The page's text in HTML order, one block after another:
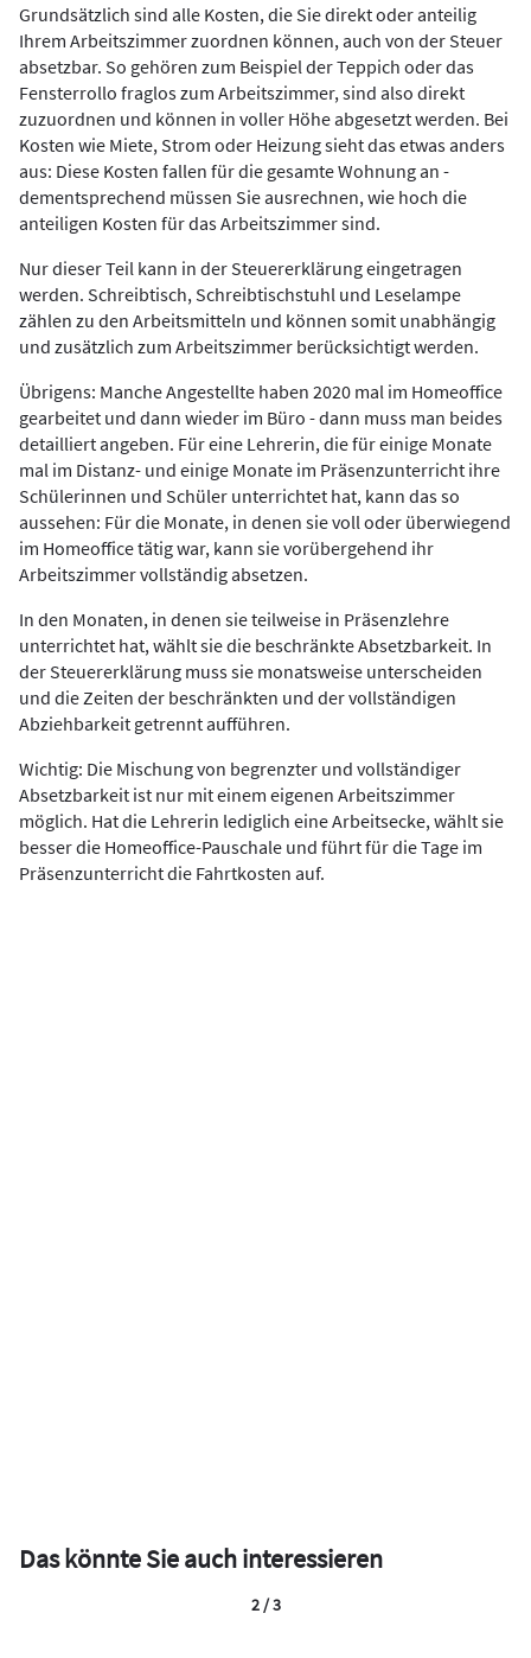
Grundsätzlich sind alle Kosten, die Sie direkt oder anteilig
Ihrem Arbeitszimmer zuordnen können, auch von der Steuer
absetzbar. So gehören zum Beispiel der Teppich oder das
Fensterrollo fraglos zum Arbeitszimmer, sind also direkt
zuzuordnen und können in voller Höhe abgesetzt werden. Bei
Kosten wie Miete, Strom oder Heizung sieht das etwas anders
aus: Diese Kosten fallen für die gesamte Wohnung an -
dementsprechend müssen Sie ausrechnen, wie hoch die
anteiligen Kosten für das Arbeitszimmer sind.
Nur dieser Teil kann in der Steuererklärung eingetragen
werden. Schreibtisch, Schreibtischstuhl und Leselampe
zählen zu den Arbeitsmitteln und können somit unabhängig
und zusätzlich zum Arbeitszimmer berücksichtigt werden.
Übrigens: Manche Angestellte haben 2020 mal im Homeoffice
gearbeitet und dann wieder im Büro - dann muss man beides
detailliert angeben. Für eine Lehrerin, die für einige Monate
mal im Distanz- und einige Monate im Präsenzunterricht ihre
Schülerinnen und Schüler unterrichtet hat, kann das so
aussehen: Für die Monate, in denen sie voll oder überwiegend
im Homeoffice tätig war, kann sie vorübergehend ihr
Arbeitszimmer vollständig absetzen.
In den Monaten, in denen sie teilweise in Präsenzlehre
unterrichtet hat, wählt sie die beschränkte Absetzbarkeit. In
der Steuererklärung muss sie monatsweise unterscheiden
und die Zeiten der beschränkten und der vollständigen
Abziehbarkeit getrennt aufführen.
Wichtig: Die Mischung von begrenzter und vollständiger
Absetzbarkeit ist nur mit einem eigenen Arbeitszimmer
möglich. Hat die Lehrerin lediglich eine Arbeitsecke, wählt sie
besser die Homeoffice-Pauschale und führt für die Tage im
Präsenzunterricht die Fahrtkosten auf.
Das könnte Sie auch interessieren
2 / 3